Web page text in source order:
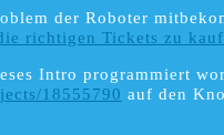
der Roboter
richtigen Tickets zu
Intro programmiert
18555790 auf den